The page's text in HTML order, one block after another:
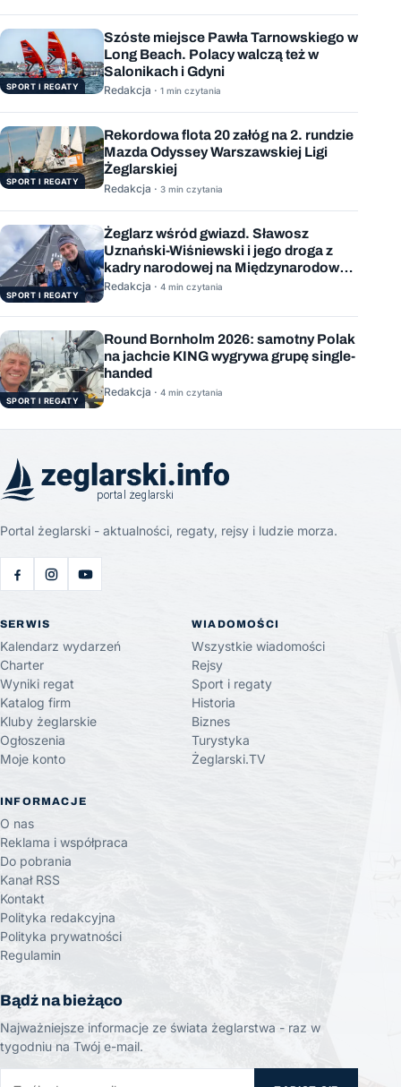
SPORT I REGATY
Szóste miejsce Pawła Tarnowskiego w
Long Beach. Polacy walczą też w
Salonikach i Gdyni
Redakcja · 1 min czytania
SPORT I REGATY
Rekordowa flota 20 załóg na 2. rundzie
Mazda Odyssey Warszawskiej Ligi
Żeglarskiej
Redakcja · 3 min czytania
SPORT I REGATY
Żeglarz wśród gwiazd. Sławosz
Uznański-Wiśniewski i jego droga z
kadry narodowej na Międzynarodową
Stację Kosmiczną
Redakcja · 4 min czytania
SPORT I REGATY
Round Bornholm 2026: samotny Polak
na jachcie KING wygrywa grupę single-
handed
Redakcja · 4 min czytania
Portal żeglarski - aktualności, regaty, rejsy i ludzie morza.
SERWIS
Kalendarz wydarzeń
Charter
Wyniki regat
Katalog firm
Kluby żeglarskie
Ogłoszenia
Moje konto
WIADOMOŚCI
Wszystkie wiadomości
Rejsy
Sport i regaty
Historia
Biznes
Turystyka
Żeglarski.TV
INFORMACJE
O nas
Reklama i współpraca
Do pobrania
Kanał RSS
Kontakt
Polityka redakcyjna
Polityka prywatności
Regulamin
Bądź na bieżąco
Najważniejsze informacje ze świata żeglarstwa - raz w
tygodniu na Twój e-mail.